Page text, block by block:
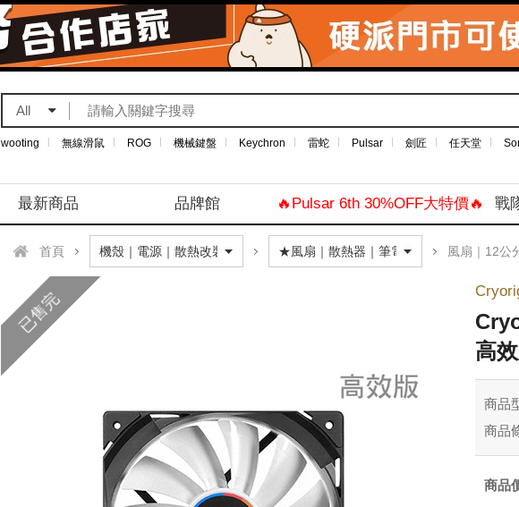
All
wooting 無線滑鼠 ROG 機械鍵盤 Keychron 雷蛇 Pulsar 劍匠 任天堂
最新商品 品牌館 🔥Pulsar 6th 30%OFF大特價🔥 戰
首頁 風扇｜12公
已售完
高
商品
商品
商品